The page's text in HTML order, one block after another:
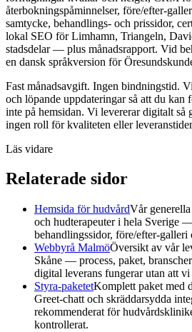
återbokningspåminnelser, före/efter-
samtycke, behandlings- och prissidor,
lokal SEO för Limhamn, Triangeln,
stadsdelar — plus månadsrapport. Vid
en dansk språkversion för
Fast månadsavgift. Ingen bindningstid.
och löpande uppdateringar så att du
inte på hemsidan. Vi levererar digitalt så
ingen roll för kvaliteten eller
Läs vidare
Relaterade sidor
Hemsida för hudvårdVår
och hudterapeuter i hela Sverige
behandlingssidor, före/efter-galleri
Webbyrå MalmöÖversikt av vår
Skåne — process, paket,
digital leverans fungerar utan att
Styra-paketetKomplett paket med
Greet-chatt och skräddarsydda
rekommenderat för
kontrollerat.